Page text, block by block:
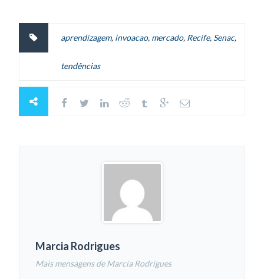
aprendizagem, invoacao, mercado, Recife, Senac,
tendências
Marcia Rodrigues
Mais mensagens de Marcia Rodrigues